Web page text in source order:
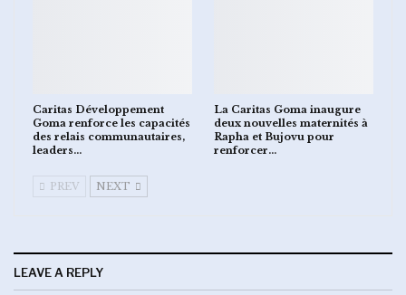
Caritas Développement
Goma renforce les capacités
des relais communautaires,
leaders…
La Caritas Goma inaugure
deux nouvelles maternités à
Rapha et Bujovu pour
renforcer…
PREV NEXT
LEAVE A REPLY